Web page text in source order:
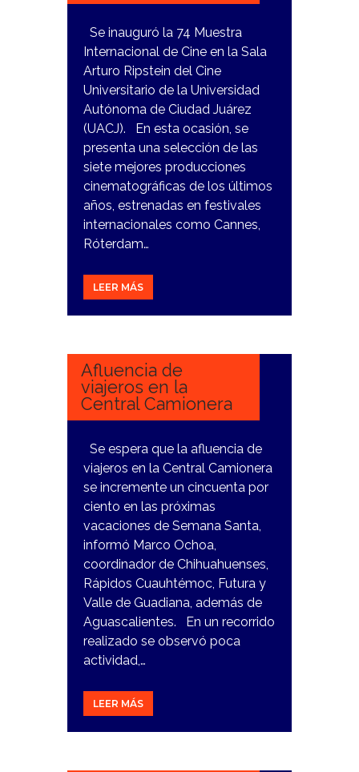
Se inauguró la 74 Muestra
Internacional de Cine en la Sala
Arturo Ripstein del Cine
Universitario de la Universidad
Autónoma de Ciudad Juárez
(UACJ). En esta ocasión, se
presenta una selección de las
siete mejores producciones
cinematográficas de los últimos
años, estrenadas en festivales
internacionales como Cannes,
Róterdam…
LEER MÁS
20
Afluencia de
viajeros en la
Central Camionera
Se espera que la afluencia de
viajeros en la Central Camionera
se incremente un cincuenta por
ciento en las próximas
vacaciones de Semana Santa,
informó Marco Ochoa,
coordinador de Chihuahuenses,
Rápidos Cuauhtémoc, Futura y
Valle de Guadiana, además de
Aguascalientes. En un recorrido
realizado se observó poca
actividad,…
LEER MÁS
20